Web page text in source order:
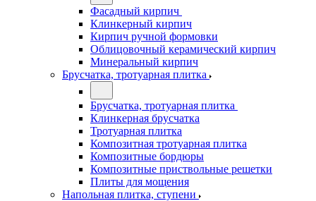
Фасадный кирпич
Клинкерный кирпич
Кирпич ручной формовки
Облицовочный керамический кирпич
Минеральный кирпич
Брусчатка, тротуарная плитка
Брусчатка, тротуарная плитка
Клинкерная брусчатка
Тротуарная плитка
Композитная тротуарная плитка
Композитные бордюры
Композитные приствольные решетки
Плиты для мощения
Напольная плитка, ступени